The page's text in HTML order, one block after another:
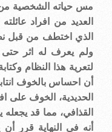
مس حياته الشخصية من
العديد من افراد
ولم يعرف له اثر حتى
لتعرية هذا النظام
أن احساس بالخوف
الحديدية، الخوف على
القذافي، مما قد يجعله
أنه في النهاية قرر